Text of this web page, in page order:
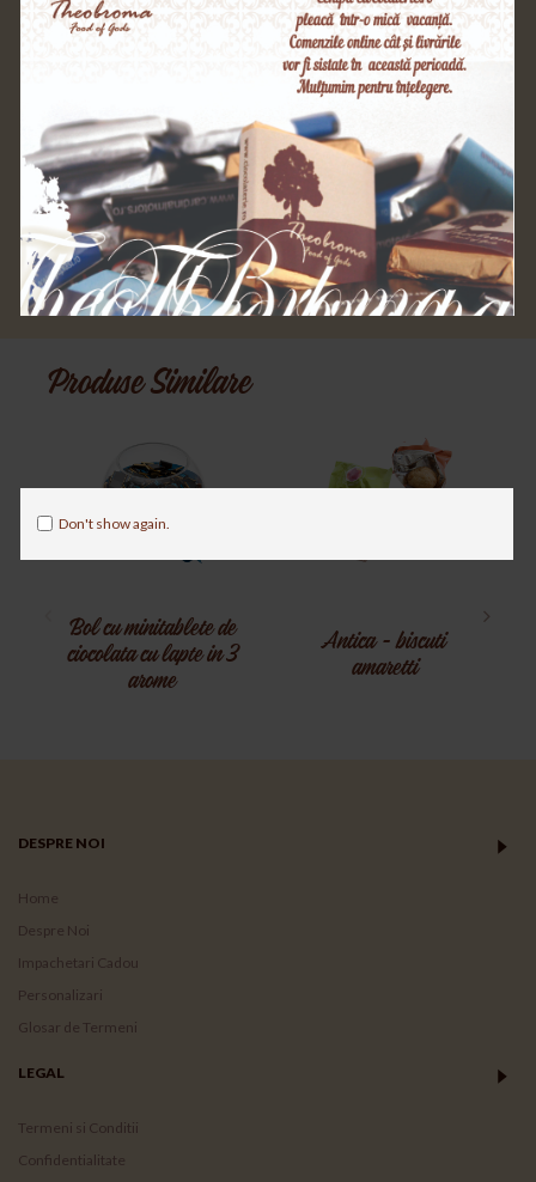
Don't show again.
porumb, ulei vegetal, sare. Poate conține
urme de: migdale, alune de pădure.
Depozitare: 18-22°C la loc uscat, ferit de
Valori
nutritionale
100g
valoare energetică 2251 kjl 538 kcal; grăsimi
38g (din care acizi grași 16g). glucide 46g (din
care zaharuri 39g),fibre 2,8g, proteine 7g, sare
0.9g.
*Suma minima necesara plasarii unei comenzi este de 150 lei.
Produse Similare
Bol cu minitablete de
ciocolata cu lapte in 3
arome
Antica - biscuti
amaretti
DESPRE NOI
Home
Despre Noi
Impachetari Cadou
Personalizari
Glosar de Termeni
LEGAL
Termeni si Conditii
Confidentialitate